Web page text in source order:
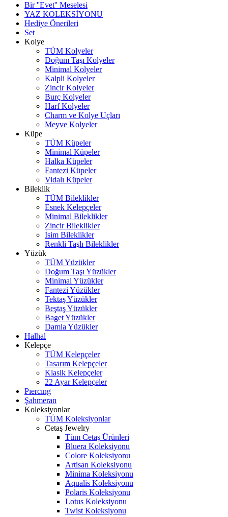
Bir ''Evet'' Meselesi
YAZ KOLEKSİYONU
Hediye Önerileri
Set
Kolye
TÜM Kolyeler
Doğum Taşı Kolyeler
Minimal Kolyeler
Kalpli Kolyeler
Zincir Kolyeler
Burç Kolyeler
Harf Kolyeler
Charm ve Kolye Uçları
Meyve Kolyeler
Küpe
TÜM Küpeler
Minimal Küpeler
Halka Küpeler
Fantezi Küpeler
Vidalı Küpeler
Bileklik
TÜM Bileklikler
Esnek Kelepçeler
Minimal Bileklikler
Zincir Bileklikler
İsim Bileklikler
Renkli Taşlı Bileklikler
Yüzük
TÜM Yüzükler
Doğum Taşı Yüzükler
Minimal Yüzükler
Fantezi Yüzükler
Tektaş Yüzükler
Beştaş Yüzükler
Baget Yüzükler
Damla Yüzükler
Halhal
Kelepçe
TÜM Kelepçeler
Tasarım Kelepçeler
Klasik Kelepçeler
22 Ayar Kelepçeler
Pıercıng
Şahmeran
Koleksiyonlar
TÜM Koleksiyonlar
Cetaş Jewelry
Tüm Cetaş Ürünleri
Bluera Koleksiyonu
Colore Koleksiyonu
Artisan Koleksiyonu
Minima Koleksiyonu
Aqualis Koleksiyonu
Polaris Koleksiyonu
Lotus Koleksiyonu
Twist Koleksiyonu